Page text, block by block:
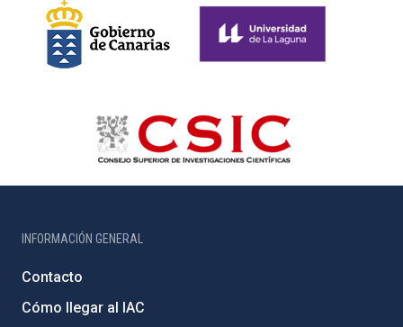
INFORMACIÓN GENERAL
Contacto
Cómo llegar al IAC